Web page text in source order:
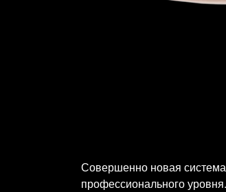
Совершенно новая
профессионального уровня.